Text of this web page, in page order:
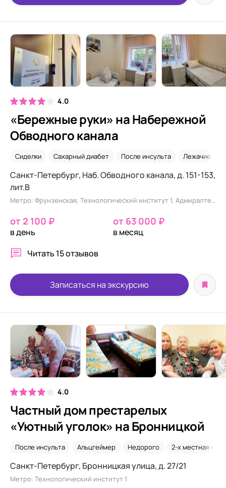
4.0
«Бережные руки» на Набережной
Обводного канала
Сиделки Сахарный диабет После инсульта Лежачие
Санкт-Петербург, Наб. Обводного канала, д. 151-153,
лит.В
Метро: Фрунзенская, Технологический институт 1, Адмиралтейская
от 2 100 ₽
в день
от 63 000 ₽
в месяц
Читать 15 отзывов
Записаться на экскурсию
4.0
Частный дом престарелых
«Уютный уголок» на Бронницкой
После инсульта Альцгеймер Недорого 2-х местная
Санкт-Петербург, Бронницкая улица, д. 27/21
Метро: Технологический институт 1